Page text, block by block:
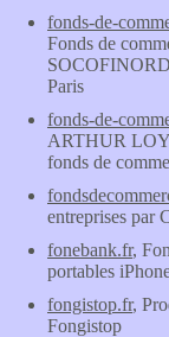
fonds-de-
Fonds de
SOCOFINORD
Paris
fonds-de-
ARTHUR
fonds de
entreprises par
fonebank.fr,
portables
fongistop.fr,
Fongistop